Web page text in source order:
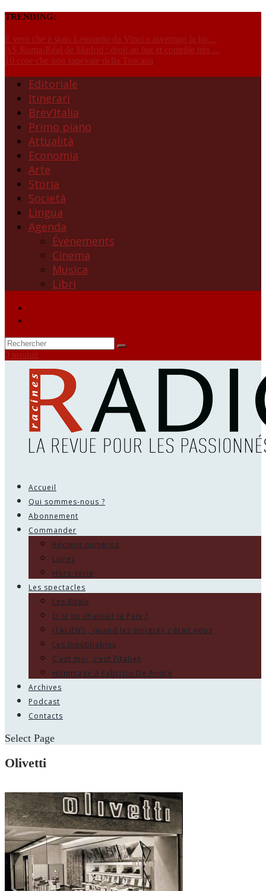
TRENDING:
È vero che è stato Leonardo da Vinci a inventare la bic...
AS Roma-Réal de Madrid : droit au but et contrôle très ...
10 cose che non sapevate della Toscana
Editoriale
Itinerari
Brev’Italia
Primo piano
Attualità
Economia
Arte
Storia
Società
Lingua
Agenda
Événements
Cinema
Musica
Libri
0 produit
Accueil
Qui sommes-nous ?
Abonnement
Commander
Anciens numéros
Livres
Hors-série
Les spectacles
Les Ritals
Et si on chantait la Paix ?
ITALIENS , quand les émigrés c’était nous
Les Inoubliables
C’est moi, c’est l’italien
Hommage à Fabrizio De André
Archives
Podcast
Contacts
Select Page
Olivetti